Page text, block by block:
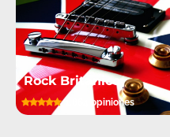
Rock Británico
5.0 1.864 opiniones